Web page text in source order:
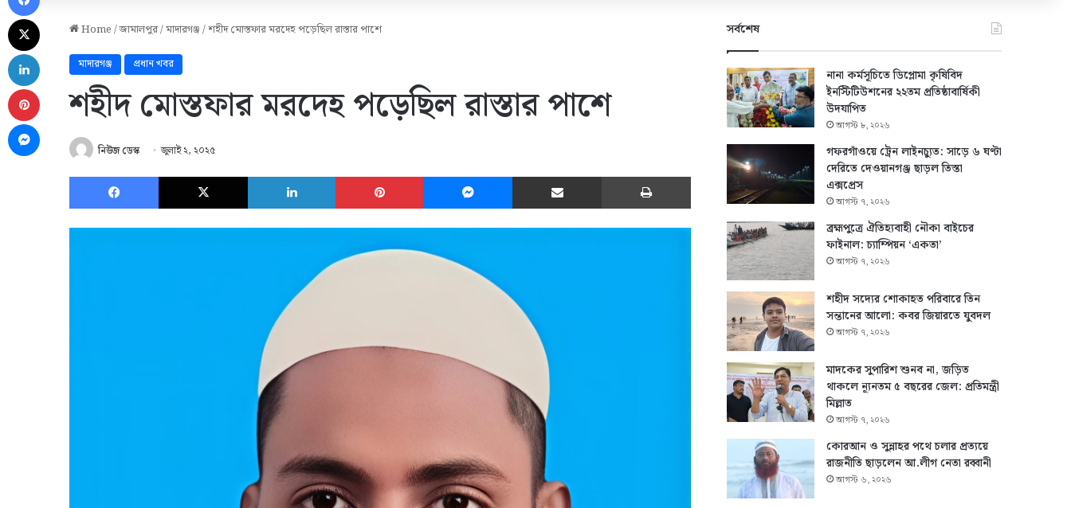
Home/জামালপুর/মাদারগঞ্জ/শহীদ মোস্তফার মরদেহ পড়েছিল রাস্তার পাশে
মাদারগঞ্জ প্রধান খবর
শহীদ মোস্তফার মরদেহ পড়েছিল রাস্তার পাশে
নিউজ ডেস্ক জুলাই ২, ২০২৫
Facebook X LinkedIn Pinterest Messenger Share via Email Print
সর্বশেষ
নানা কর্মসূচিতে ডিপ্লোমা কৃষিবিদ
ইনস্টিটিউশনের ২২তম প্রতিষ্ঠাবার্ষিকী
উদযাপিত
আগস্ট ৮, ২০২৬
গফরগাঁওয়ে ট্রেন লাইনচ্যুত: সাড়ে ৬ ঘণ্টা
দেরিতে দেওয়ানগঞ্জ ছাড়ল তিস্তা
এক্সপ্রেস
আগস্ট ৭, ২০২৬
ব্রহ্মপুত্রে ঐতিহ্যবাহী নৌকা বাইচের
ফাইনাল: চ্যাম্পিয়ন ‘একতা’
আগস্ট ৭, ২০২৬
শহীদ সদ্যের শোকাহত পরিবারে তিন
সন্তানের আলো: কবর জিয়ারতে যুবদল
আগস্ট ৭, ২০২৬
মাদকের সুপারিশ শুনব না, জড়িত
থাকলে ন্যূনতম ৫ বছরের জেল: প্রতিমন্ত্রী
মিল্লাত
আগস্ট ৭, ২০২৬
কোরআন ও সুন্নাহর পথে চলার প্রত্যয়ে
রাজনীতি ছাড়লেন আ.লীগ নেতা রব্বানী
আগস্ট ৬, ২০২৬
LinkedIn